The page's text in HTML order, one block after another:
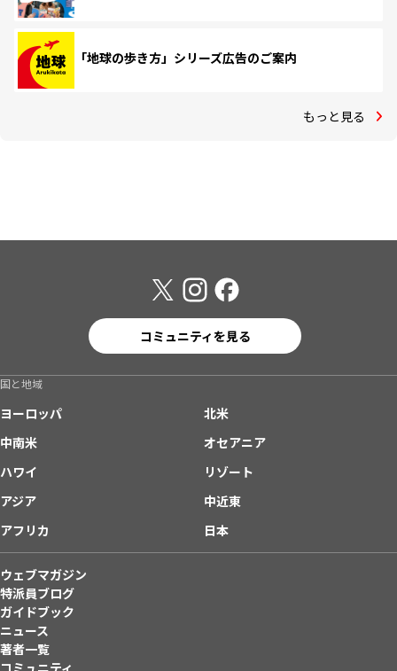
「地球の歩き方」シリーズ広告のご案内
もっと見る
コミュニティを見る
国と地域
ヨーロッパ
北米
中南米
オセアニア
ハワイ
リゾート
アジア
中近東
アフリカ
日本
ウェブマガジン
特派員ブログ
ガイドブック
ニュース
著者一覧
コミュニティ